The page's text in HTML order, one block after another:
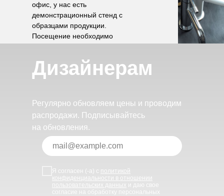
офис, у нас есть
демонстрационный стенд с
образцами продукции.
Посещение необходимо
Дизайнерам
Регулярно обновляем цены и проводим
распродажи. Подписывайтесь
на обновления.
Я согласен (-а) с политикой
конфиденциальности в отношении
пользовательских данных и даю свое
согласие на обработку персональных